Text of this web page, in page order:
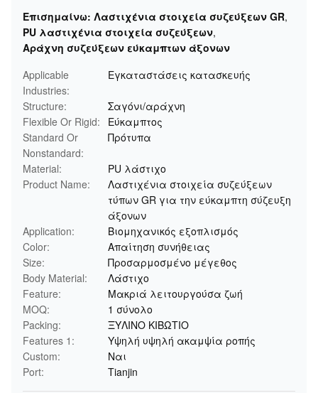
Επισημαίνω: Λαστιχένια στοιχεία συζεύξεων GR,
PU λαστιχένια στοιχεία συζεύξεων,
Αράχνη συζεύξεων εύκαμπτων άξονων
Applicable
Industries:
Εγκαταστάσεις κατασκευής
Structure:
Σαγόνι/αράχνη
Flexible Or Rigid:
Εύκαμπτος
Standard Or
Nonstandard:
Πρότυπα
Material:
PU λάστιχο
Product Name:
Λαστιχένια στοιχεία συζεύξεων
τύπων GR για την εύκαμπτη σύζευξη
άξονων
Application:
Βιομηχανικός εξοπλισμός
Color:
Απαίτηση συνήθειας
Size:
Προσαρμοσμένο μέγεθος
Body Material:
Λάστιχο
Feature:
Μακριά λειτουργούσα ζωή
MOQ:
1 σύνολο
Packing:
ΞΥΛΙΝΟ ΚΙΒΩΤΙΟ
Features 1:
Υψηλή υψηλή ακαμψία ροπής
Custom:
Ναι
Port:
Tianjin